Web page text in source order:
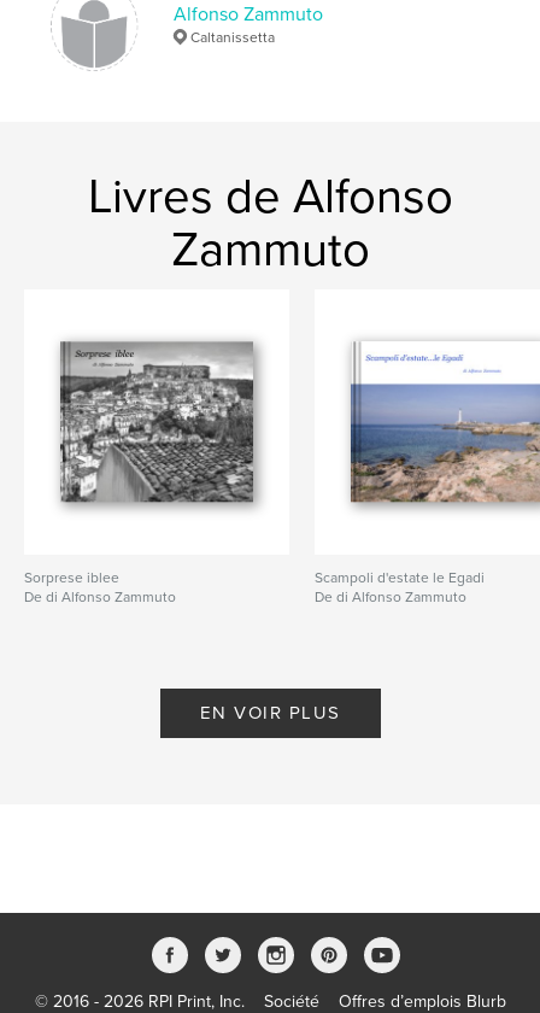
Alfonso Zammuto
Caltanissetta
Livres de Alfonso
Zammuto
Sorprese iblee
De di Alfonso Zammuto
Scampoli d'estate le Egadi
De di Alfonso Zammuto
EN VOIR PLUS
© 2016 - 2026 RPI Print, Inc. Société Offres d’emplois Blurb